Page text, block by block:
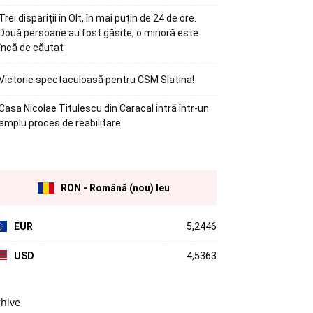
dispariții în Olt, în mai puțin de 24 de ore.
persoane au fost găsite, o minoră este
de căutat
spectaculoasă pentru CSM Slatina!
Nicolae Titulescu din Caracal intră într-un
proces de reabilitare
RON - Română (nou) leu
EUR 5,2446
USD 4,5363